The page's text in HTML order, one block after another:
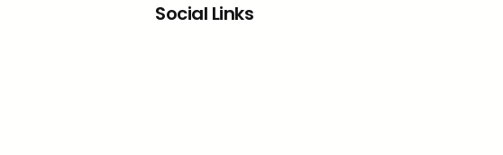
Social Links